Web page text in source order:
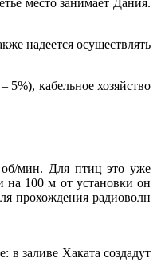
надеется осуществлять
кабельное хозяйство
об/мин. Для птиц это уже
на 100 м от установки он
прохождения радиоволн
заливе Хаката создадут